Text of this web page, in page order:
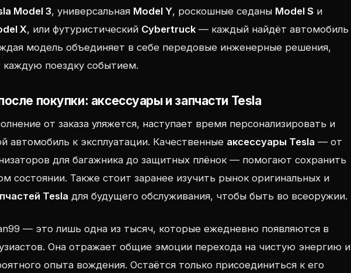
Model 3, универсальная Model Y, роскошные седаны Model S и
X, или футуристический Cybertruck — каждый найдёт автомобиль
модель объединяет в себе передовые инженерные решения,
поездку событием.
покупки: аксессуары и запчасти Tesla
от заказа уляжется, наступает время персонализировать и
автомобиль к эксплуатации. Качественные аксессуары Tesla — от
для багажника до защитных плёнок — помогают сохранить
состоянии. Также стоит заранее изучить рынок оригинальных и
Tesla для будущего обслуживания, чтобы быть во всеоружии.
— это лишь одна из тысяч, которые ежедневно появляются в
Она отражает общие эмоции перехода на чистую энергию и
опыта вождения. Остаётся только присоединиться к его